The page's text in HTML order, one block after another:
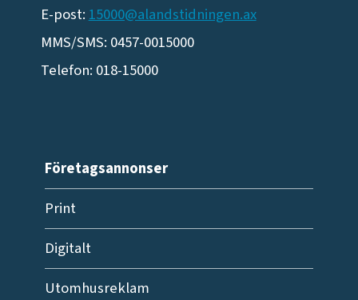
E-post: 15000@alandstidningen.ax
MMS/SMS: 0457-0015000
Telefon: 018-15000
Företagsannonser
Print
Digitalt
Utomhusreklam